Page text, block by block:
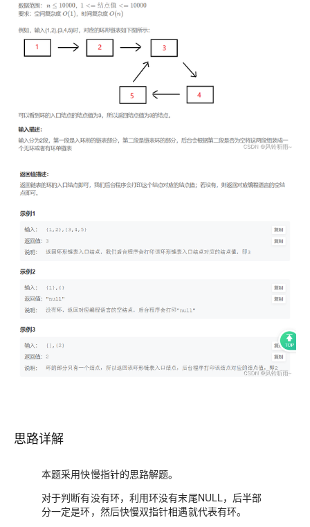
思路详解
本题采用快慢指针的思路解题。
对于判断有没有环，利用环没有末尾NULL，后半部
分一定是环，然后快慢双指针相遇就代表有环。